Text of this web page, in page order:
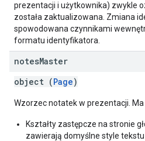
prezentacji i użytkownika) zwykle
została zaktualizowana. Zmiana
spowodowana czynnikami
formatu identyfikatora.
notesMaster
object (Page)
Wzorzec notatek w prezentacji.
Kształty zastępcze na stronie
zawierają domyślne style